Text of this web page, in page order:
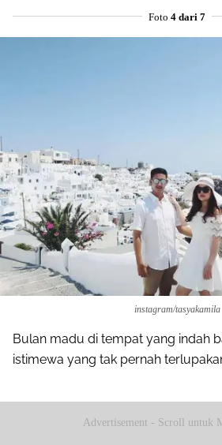
Foto 4 dari 7
instagram/tasyakamila
Bulan madu di tempat yang indah
istimewa yang tak pernah
Advertisement - Scroll untuk